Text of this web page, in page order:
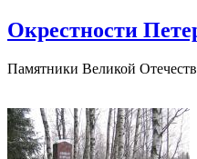
Окрестности
Памятники Великой